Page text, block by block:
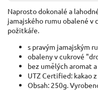
Naprosto dokonalé a
jamajského rumu obalené v
požitkáře.
s pravým jamajským
obaleny v cukrové
bez umělých aromat
UTZ Certified: kakao
Obsah: 250g.